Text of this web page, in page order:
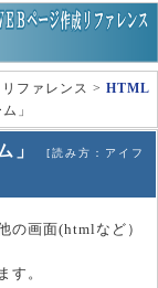
ファレンス > HTML
」
」
[読み方：アイフ
の画面(htmlなど）
す。